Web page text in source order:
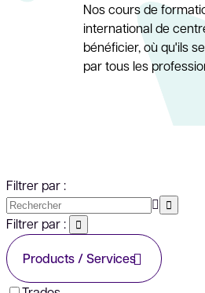
Nos cours de
international de
bénéficier, où qu'ils
par tous les
Filtrer par :
Filtrer par :
Products / Services